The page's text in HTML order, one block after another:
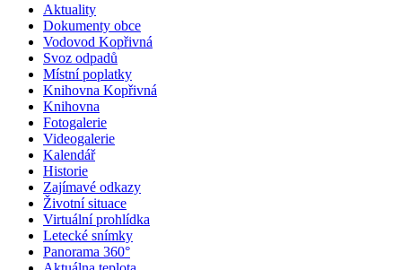
Aktuality
Dokumenty obce
Vodovod Kopřivná
Svoz odpadů
Místní poplatky
Knihovna Kopřivná
Knihovna
Fotogalerie
Videogalerie
Kalendář
Historie
Zajímavé odkazy
Životní situace
Virtuální prohlídka
Letecké snímky
Panorama 360°